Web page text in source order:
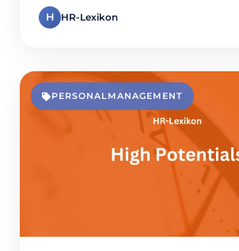
ein Kernthema für Unternehmen in
Es verpflichtet Organisationen,
Personalmanager, Führungskräfte
Compliance-Verantwortliche sollten
kennen, denn sie betreffen interne
die Unternehmenskultur
Außerdem hilft die kluge
Haftungsrisiken zu […]
H HR-Lexikon
PERSONALMANAGEMENT